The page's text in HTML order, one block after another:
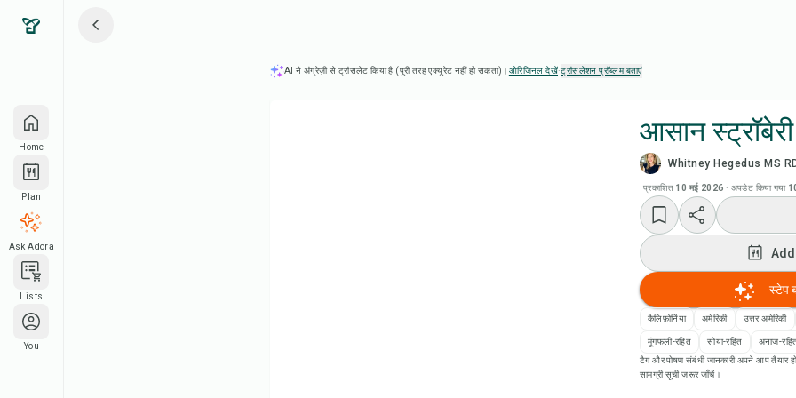
Home
Plan
Ask Adora
Lists
You
AI ने अंग्रेज़ी से ट्रांसलेट किया है (पूरी तरह एक्यूरेट नहीं हो सकता)। ओरिजिनल देखें·ट्रांसलेशन प्रॉब्लम बताएं
आसान
Whitney Hegedus MS
प्रकाशित 10 मई 2026 · अपडेट किया गया
स्टेप
कैलिफ़ोर्निया अमेरिकी उत्तर अमेरिकी
मूंगफली-रहित सोया-रहित अनाज-
टैग और पोषण संबंधी जानकारी अपने आप तैयार
सामग्री सूची ज़रूर जाँचें।